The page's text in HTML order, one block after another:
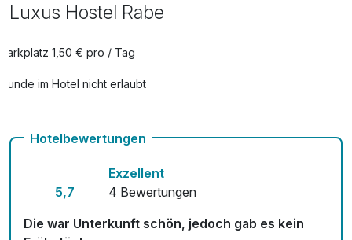
Luxus Hostel Rabe
Parkplatz 1,50 € pro / Tag
Hunde im Hotel nicht erlaubt
Hotelbewertungen
5,7
Exzellent
4 Bewertungen
Die war Unterkunft schön, jedoch gab es kein